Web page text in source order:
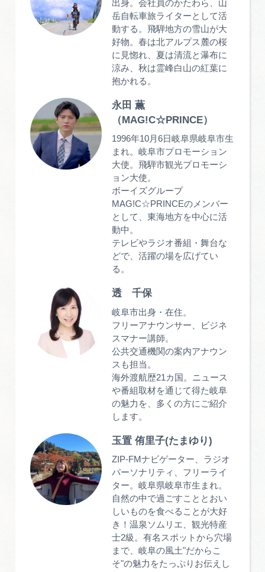
出身。会社員のかたわら、山
岳自転車旅ライターとして活
動する。飛騨地方の雪山が大
好物。春は北アルプス麓の桜
に見惚れ、夏は清流と瀑布に
涼み、秋は霊峰白山の紅葉に
抱かれる。
永田 薫
（MAG!C☆PRINCE）
1996年10月6日岐阜県岐阜市生
まれ。岐阜市プロモーション
大使。飛騨市観光プロモーシ
ョン大使。
ボーイズグループ
MAG!C☆PRINCEのメンバー
として、東海地方を中心に活
動中。
テレビやラジオ番組・舞台な
どで、活躍の場を広げてい
る。
透 千保
岐阜市出身・在住。
フリーアナウンサー、ビジネ
スマナー講師。
公共交通機関の案内アナウン
スも担当。
海外渡航歴21カ国。ニュース
や番組取材を通じて得た岐阜
の魅力を、多くの方にご紹介
します。
玉置 侑里子(たまゆり)
ZIP-FMナビゲーター、ラジオ
パーソナリティ、フリーライ
ター。岐阜県岐阜市生まれ。
自然の中で過ごすこととおい
しいものを食べることが大好
き！温泉ソムリエ、観光特産
士2級。有名スポットから穴場
まで、岐阜の風土"だからこ
そ"の魅力をたっぷりお伝えし